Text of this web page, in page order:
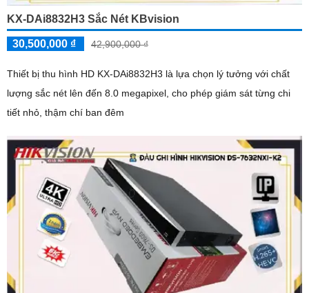
KX-DAi8832H3 Sắc Nét KBvision
30,500,000 ₫ 42,900,000 ₫
Thiết bị thu hình HD KX-DAi8832H3 là lựa chọn lý tưởng với chất
lượng sắc nét lên đến 8.0 megapixel, cho phép giám sát từng chi
tiết nhỏ, thậm chí ban đêm